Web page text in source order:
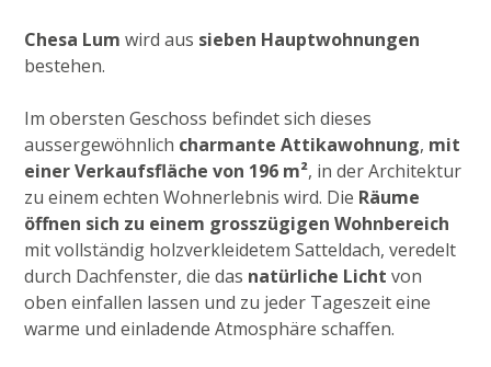
Chesa Lum wird aus sieben Hauptwohnungen
bestehen.
Im obersten Geschoss befindet sich dieses
aussergewöhnlich charmante Attikawohnung, mit
einer Verkaufsfläche von 196 m², in der Architektur
zu einem echten Wohnerlebnis wird. Die Räume
öffnen sich zu einem grosszügigen Wohnbereich
mit vollständig holzverkleidetem Satteldach, veredelt
durch Dachfenster, die das natürliche Lichtvon
oben einfallen lassen und zu jeder Tageszeit eine
warme und einladende Atmosphäre schaffen.